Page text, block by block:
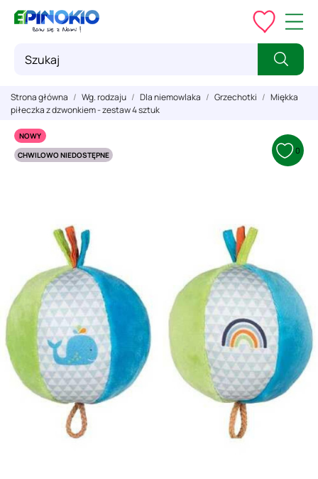
Strona główna Wg. rodzaju Dla niemowlaka Grzechotki
Miękka
piłeczka z dzwonkiem - zestaw 4 sztuk
NOWY
CHWILOWO NIEDOSTĘPNE
0